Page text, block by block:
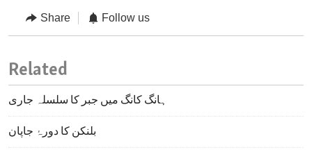
Share Follow us
Related
ہانگ کانگ میں جبر کا سلسلہ جاری
بلنکن کا دورۂ جاپان